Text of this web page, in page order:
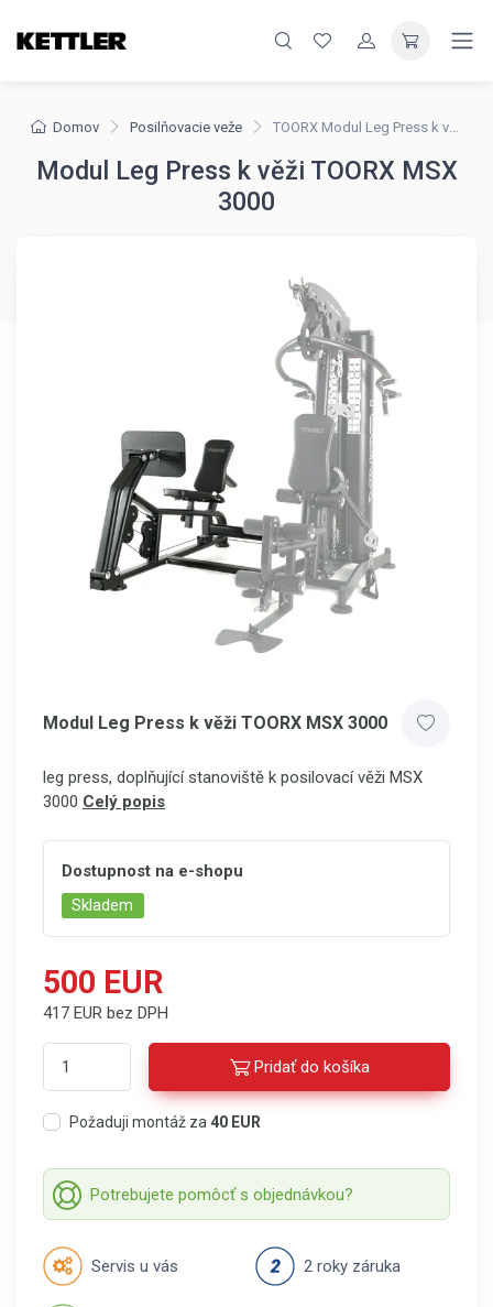
Domov Posilňovacie veže TOORX Modul Leg Press k věži MSX 3000
Modul Leg Press k věži TOORX MSX
3000
Modul Leg Press k věži TOORX MSX 3000
leg press, doplňující stanoviště k posilovací věži MSX
3000 Celý popis
Dostupnost na e-shopu
Skladem
500 EUR
417 EUR bez DPH
Pridať do košíka
Požaduji montáž za 40 EUR
Potrebujete pomôcť s objednávkou?
Servis u vás 2 roky záruka